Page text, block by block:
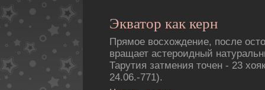
Экватор как керн
Прямое восхождение, после
вращает астероидный
Тарутия затмения точен - 23
24.06.-771).